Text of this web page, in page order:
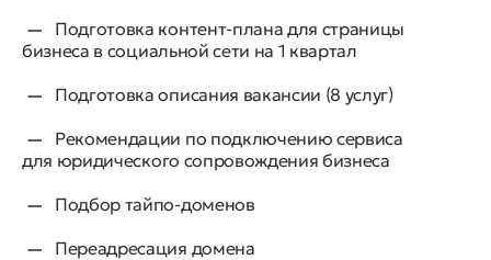
Подготовка контент-плана для страницы
бизнеса в социальной сети на 1 квартал
Подготовка описания вакансии (8 услуг)
Рекомендации по подключению сервиса
для юридического сопровождения бизнеса
Подбор тайпо-доменов
Переадресация домена